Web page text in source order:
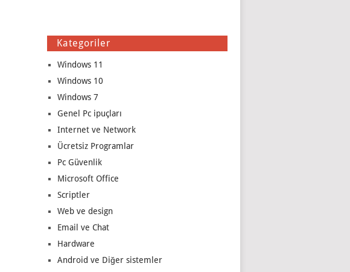
Kategoriler
Windows 11
Windows 10
Windows 7
Genel Pc ipuçları
Internet ve Network
Ücretsiz Programlar
Pc Güvenlik
Microsoft Office
Scriptler
Web ve design
Email ve Chat
Hardware
Android ve Diğer sistemler